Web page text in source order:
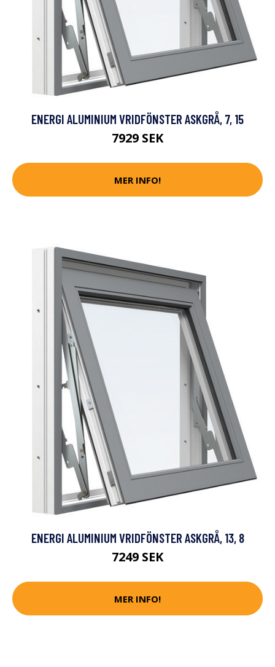
ENERGI ALUMINIUM VRIDFÖNSTER ASKGRÅ, 7, 15
7929 SEK
MER INFO!
ENERGI ALUMINIUM VRIDFÖNSTER ASKGRÅ, 13, 8
7249 SEK
MER INFO!